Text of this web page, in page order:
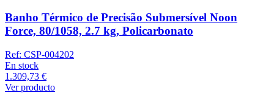
Banho Térmico de Precisão Submersível Noon
Force, 80/1058, 2.7 kg, Policarbonato
Ref: CSP-004202
En stock
1.309,73 €
Ver producto